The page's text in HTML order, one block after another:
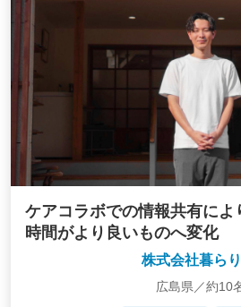
ケアコラボでの情報共有によ
時間がより良いものへ変化
株式会社暮ら
広島県／約10